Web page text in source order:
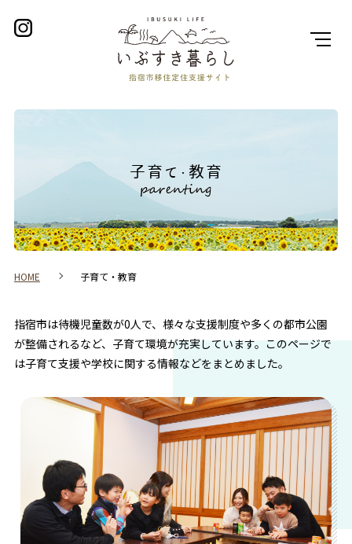
子育て・教育
HOME 子育て・教育
指宿市は待機児童数が0人で、様々な支援制度や多くの都市公園
が整備されるなど、子育て環境が充実しています。このページで
は子育て支援や学校に関する情報などをまとめました。